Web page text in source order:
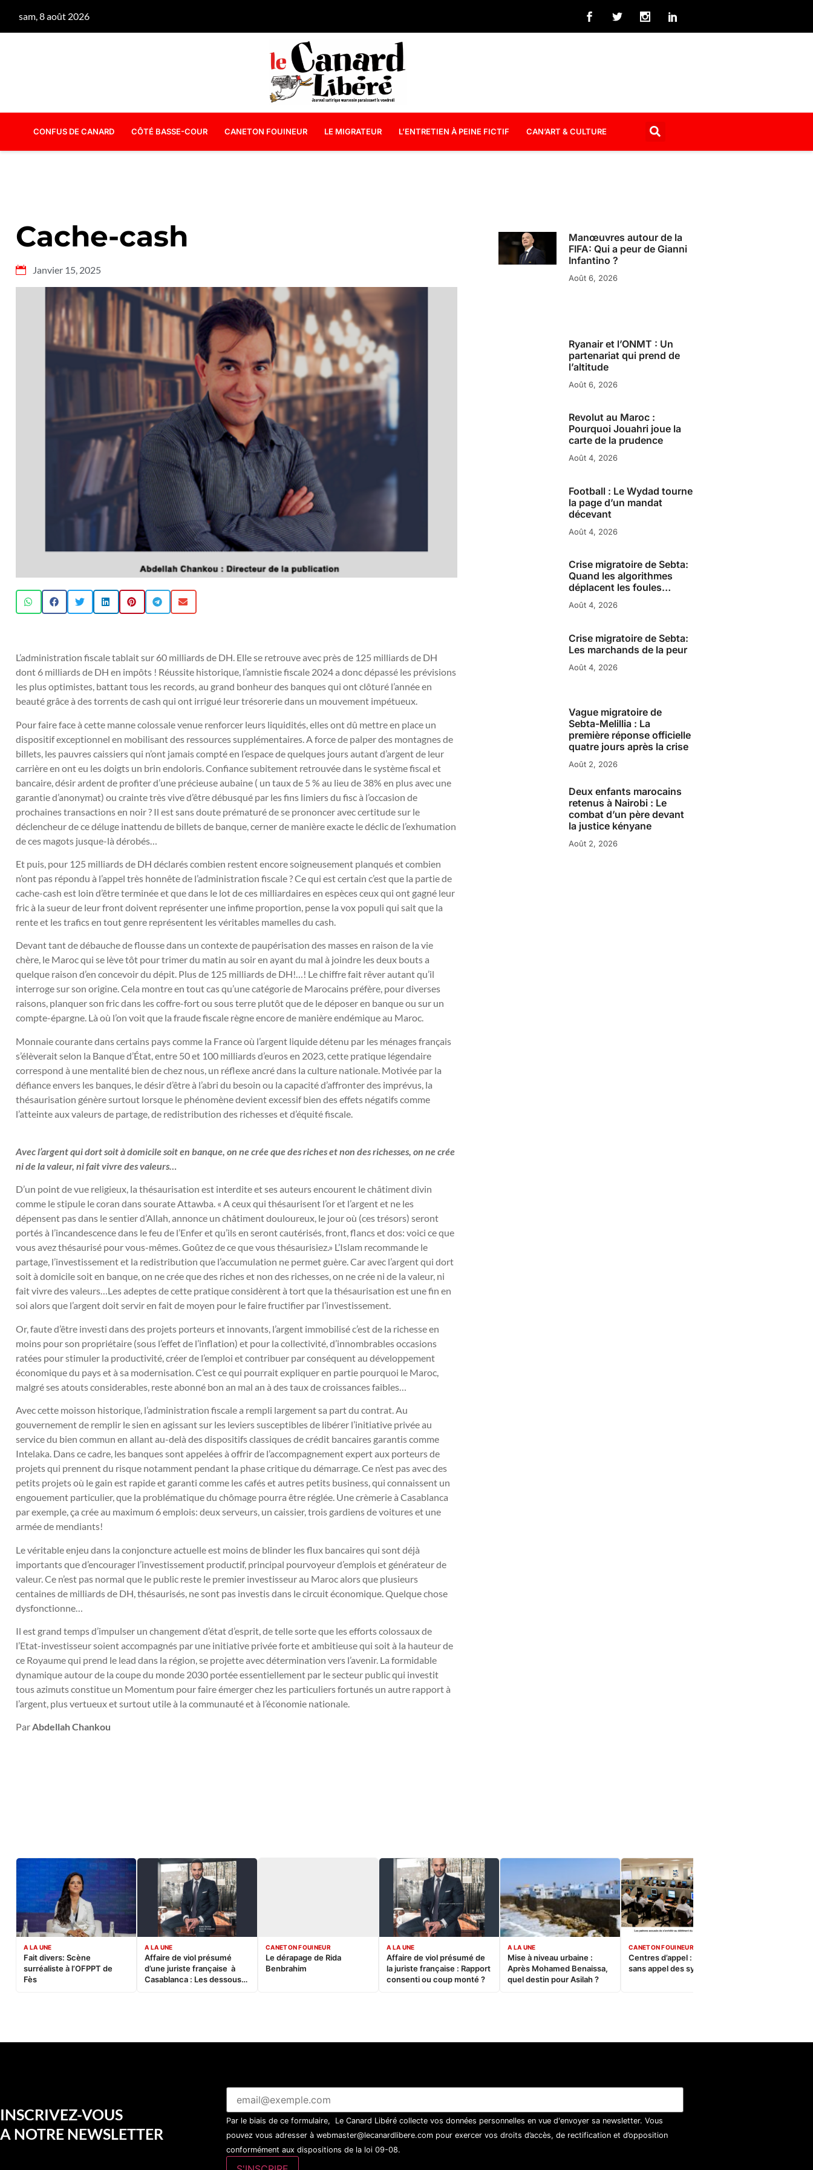
sam, 8 août 2026
CONFUS DE CANARD CÔTÉ BASSE-COUR CANETON FOUINEUR LE MIGRATEUR L’ENTRETIEN À PEINE FICTIF CAN’ART & CULTURE
Cache-cash
Janvier 15, 2025
L’administration fiscale tablait sur 60 milliards de DH. Elle se retrouve avec près de 125 milliards de DH
dont 6 milliards de DH en impôts ! Réussite historique, l’amnistie fiscale 2024 a donc dépassé les prévisions
les plus optimistes, battant tous les records, au grand bonheur des banques qui ont clôturé l’année en
beauté grâce à des torrents de cash qui ont irrigué leur trésorerie dans un mouvement impétueux.
Pour faire face à cette manne colossale venue renforcer leurs liquidités, elles ont dû mettre en place un
dispositif exceptionnel en mobilisant des ressources supplémentaires. A force de palper des montagnes de
billets, les pauvres caissiers qui n’ont jamais compté en l’espace de quelques jours autant d’argent de leur
carrière en ont eu les doigts un brin endoloris. Confiance subitement retrouvée dans le système fiscal et
bancaire, désir ardent de profiter d’une précieuse aubaine ( un taux de 5 % au lieu de 38% en plus avec une
garantie d’anonymat) ou crainte très vive d’être débusqué par les fins limiers du fisc à l’occasion de
prochaines transactions en noir ? Il est sans doute prématuré de se prononcer avec certitude sur le
déclencheur de ce déluge inattendu de billets de banque, cerner de manière exacte le déclic de l’exhumation
de ces magots jusque-là dérobés…
Et puis, pour 125 milliards de DH déclarés combien restent encore soigneusement planqués et combien
n’ont pas répondu à l’appel très honnête de l’administration fiscale ? Ce qui est certain c’est que la partie de
cache-cash est loin d’être terminée et que dans le lot de ces milliardaires en espèces ceux qui ont gagné leur
fric à la sueur de leur front doivent représenter une infime proportion, pense la vox populi qui sait que la
rente et les trafics en tout genre représentent les véritables mamelles du cash.
Devant tant de débauche de flousse dans un contexte de paupérisation des masses en raison de la vie
chère, le Maroc qui se lève tôt pour trimer du matin au soir en ayant du mal à joindre les deux bouts a
quelque raison d’en concevoir du dépit. Plus de 125 milliards de DH!…! Le chiffre fait rêver autant qu’il
interroge sur son origine. Cela montre en tout cas qu’une catégorie de Marocains préfère, pour diverses
raisons, planquer son fric dans les coffre-fort ou sous terre plutôt que de le déposer en banque ou sur un
compte-épargne. Là où l’on voit que la fraude fiscale règne encore de manière endémique au Maroc.
Monnaie courante dans certains pays comme la France où l’argent liquide détenu par les ménages français
s’élèverait selon la Banque d’État, entre 50 et 100 milliards d’euros en 2023, cette pratique légendaire
correspond à une mentalité bien de chez nous, un réflexe ancré dans la culture nationale. Motivée par la
défiance envers les banques, le désir d’être à l’abri du besoin ou la capacité d’affronter des imprévus, la
thésaurisation génère surtout lorsque le phénomène devient excessif bien des effets négatifs comme
l’atteinte aux valeurs de partage, de redistribution des richesses et d’équité fiscale.
Avec l’argent qui dort soit à domicile soit en banque, on ne crée que des riches et non des richesses, on ne crée
ni de la valeur, ni fait vivre des valeurs…
D’un point de vue religieux, la thésaurisation est interdite et ses auteurs encourent le châtiment divin
comme le stipule le coran dans sourate Attawba. « A ceux qui thésaurisent l’or et l’argent et ne les
dépensent pas dans le sentier d’Allah, annonce un châtiment douloureux, le jour où (ces trésors) seront
portés à l’incandescence dans le feu de l’Enfer et qu’ils en seront cautérisés, front, flancs et dos: voici ce que
vous avez thésaurisé pour vous-mêmes. Goûtez de ce que vous thésaurisiez.» L’Islam recommande le
partage, l’investissement et la redistribution que l’accumulation ne permet guère. Car avec l’argent qui dort
soit à domicile soit en banque, on ne crée que des riches et non des richesses, on ne crée ni de la valeur, ni
fait vivre des valeurs…Les adeptes de cette pratique considèrent à tort que la thésaurisation est une fin en
soi alors que l’argent doit servir en fait de moyen pour le faire fructifier par l’investissement.
Or, faute d’être investi dans des projets porteurs et innovants, l’argent immobilisé c’est de la richesse en
moins pour son propriétaire (sous l’effet de l’inflation) et pour la collectivité, d’innombrables occasions
ratées pour stimuler la productivité, créer de l’emploi et contribuer par conséquent au développement
économique du pays et à sa modernisation. C’est ce qui pourrait expliquer en partie pourquoi le Maroc,
malgré ses atouts considerables, reste abonné bon an mal an à des taux de croissances faibles…
Avec cette moisson historique, l’administration fiscale a rempli largement sa part du contrat. Au
gouvernement de remplir le sien en agissant sur les leviers susceptibles de libérer l’initiative privée au
service du bien commun en allant au-delà des dispositifs classiques de crédit bancaires garantis comme
Intelaka. Dans ce cadre, les banques sont appelées à offrir de l’accompagnement expert aux porteurs de
projets qui prennent du risque notamment pendant la phase critique du démarrage. Ce n’est pas avec des
petits projets où le gain est rapide et garanti comme les cafés et autres petits business, qui connaissent un
engouement particulier, que la problématique du chômage pourra être réglée. Une crèmerie à Casablanca
par exemple, ça crée au maximum 6 emplois: deux serveurs, un caissier, trois gardiens de voitures et une
armée de mendiants!
Le véritable enjeu dans la conjoncture actuelle est moins de blinder les flux bancaires qui sont déjà
importants que d’encourager l’investissement productif, principal pourvoyeur d’emplois et générateur de
valeur. Ce n’est pas normal que le public reste le premier investisseur au Maroc alors que plusieurs
centaines de milliards de DH, thésaurisés, ne sont pas investis dans le circuit économique. Quelque chose
dysfonctionne…
Il est grand temps d’impulser un changement d’état d’esprit, de telle sorte que les efforts colossaux de
l’Etat-investisseur soient accompagnés par une initiative privée forte et ambitieuse qui soit à la hauteur de
ce Royaume qui prend le lead dans la région, se projette avec détermination vers l’avenir. La formidable
dynamique autour de la coupe du monde 2030 portée essentiellement par le secteur public qui investit
tous azimuts constitue un Momentum pour faire émerger chez les particuliers fortunés un autre rapport à
l’argent, plus vertueux et surtout utile à la communauté et à l’économie nationale.
ParAbdellah Chankou
Manœuvres autour de la
FIFA: Qui a peur de Gianni
Infantino ?
Août 6, 2026
Ryanair et l’ONMT : Un
partenariat qui prend de
l’altitude
Août 6, 2026
Revolut au Maroc :
Pourquoi Jouahri joue la
carte de la prudence
Août 4, 2026
Football : Le Wydad tourne
la page d’un mandat
décevant
Août 4, 2026
Crise migratoire de Sebta:
Quand les algorithmes
déplacent les foules…
Août 4, 2026
Crise migratoire de Sebta:
Les marchands de la peur
Août 4, 2026
Vague migratoire de
Sebta-Melillia : La
première réponse officielle
quatre jours après la crise
Août 2, 2026
Deux enfants marocains
retenus à Nairobi : Le
combat d’un père devant
la justice kényane
Août 2, 2026
A LA UNE
Fait divers: Scène
surréaliste à l’OFPPT de
Fès
A LA UNE
Affaire de viol présumé
d’une juriste française à
Casablanca : Les dessous
CANETON FOUINEUR
Le dérapage de Rida
Benbrahim
A LA UNE
Affaire de viol présumé de
la juriste française : Rapport
consenti ou coup monté ?
A LA UNE
Mise à niveau urbaine :
Après Mohamed Benaissa,
quel destin pour Asilah ?
CANETON FOUINEUR
Centres d’appel : Le constat
sans appel des syndicats
INSCRIVEZ-VOUS
A NOTRE NEWSLETTER
Par le biais de ce formulaire, Le Canard Libéré collecte vos données personnelles en vue d'envoyer sa newsletter. Vous
pouvez vous adresser à webmaster@lecanardlibere.com pour exercer vos droits d’accès, de rectification et d’opposition
conformément aux dispositions de la loi 09-08.